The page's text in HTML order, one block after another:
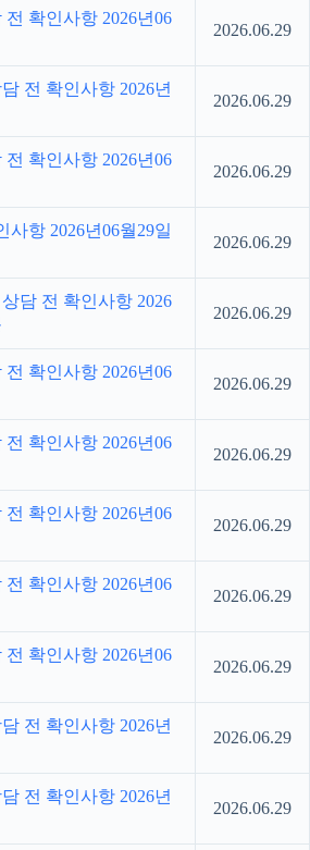
확인사항 2026년06
2026.06.29
전 확인사항 2026년
2026.06.29
확인사항 2026년06
2026.06.29
사항 2026년06월29일
2026.06.29
담 전 확인사항 2026
2026.06.29
확인사항 2026년06
2026.06.29
확인사항 2026년06
2026.06.29
확인사항 2026년06
2026.06.29
확인사항 2026년06
2026.06.29
확인사항 2026년06
2026.06.29
전 확인사항 2026년
2026.06.29
전 확인사항 2026년
2026.06.29